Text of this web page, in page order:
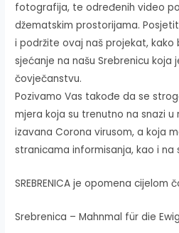
fotografija, te određenih video
džematskim prostorijama.
i podržite ovaj naš projekat, kako
sjećanje na našu Srebrenicu koja
čovječanstvu.
Pozivamo Vas takođe da se
mjera koja su trenutno na snazi u
izavana Corona virusom, a koja
stranicama informisanja, kao i na
SREBRENICA je opomena cijelom
Srebrenica – Mahnmal für die